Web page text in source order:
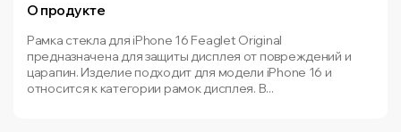
О продукте
Рамка стекла для iPhone 16 Feaglet Original
предназначена для защиты дисплея от повреждений и
царапин. Изделие подходит для модели iPhone 16 и
относится к категории рамок дисплея. В...